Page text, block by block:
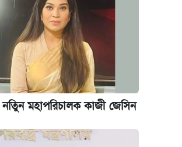
যেসব মার্কেট-দোকানপাট
ঢাবির ভর্তি আবেদন, জানাল কর্তৃপক্ষ
স্বর্ণের দাম (৪ আগস্ট)
নতিুন মহাপরিচালক কাজী জেসিন